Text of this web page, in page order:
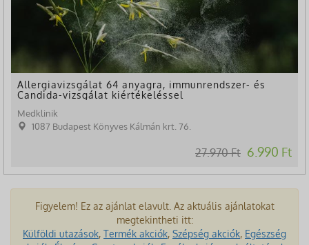
Allergiavizsgálat 64 anyagra, immunrendszer- és
Candida-vizsgálat kiértékeléssel
Medklinik
1087 Budapest Könyves Kálmán krt. 76.
27.970 Ft 6.990 Ft
Figyelem! Ez az ajánlat elavult. Az aktuális ajánlatokat
megtekintheti itt:
Külföldi utazások, Termék akciók, Szépség akciók, Egészség